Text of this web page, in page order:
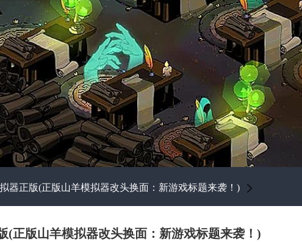
器正版(正版山羊模拟器改头换面：新游戏标题来袭！)
(正版山羊模拟器改头换面：新游戏标题来袭！)